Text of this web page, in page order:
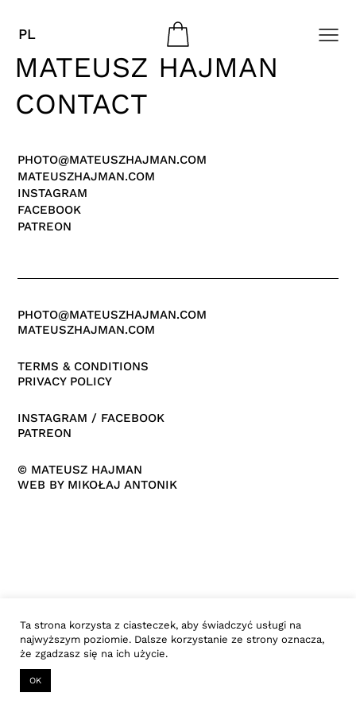
MATEUSZ HAJMAN
PL
CONTACT
PHOTO@MATEUSZHAJMAN.COM
MATEUSZHAJMAN.COM
INSTAGRAM
FACEBOOK
PATREON
PHOTO@MATEUSZHAJMAN.COM
MATEUSZHAJMAN.COM
TERMS & CONDITIONS
PRIVACY POLICY
INSTAGRAM / FACEBOOK
PATREON
© MATEUSZ HAJMAN
WEB BY MIKOŁAJ ANTONIK
Ta strona korzysta z ciasteczek, aby świadczyć usługi na
najwyższym poziomie. Dalsze korzystanie ze strony oznacza,
że zgadzasz się na ich użycie.
OK